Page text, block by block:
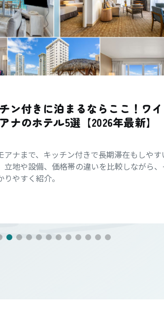
ン付きに泊まるならここ！ワイ
ナのホテル5選【2026年最新】
アナまで、キッチン付きで長期滞在もしやす
立地や設備、価格帯の違いを比較しながら
やすく紹介。